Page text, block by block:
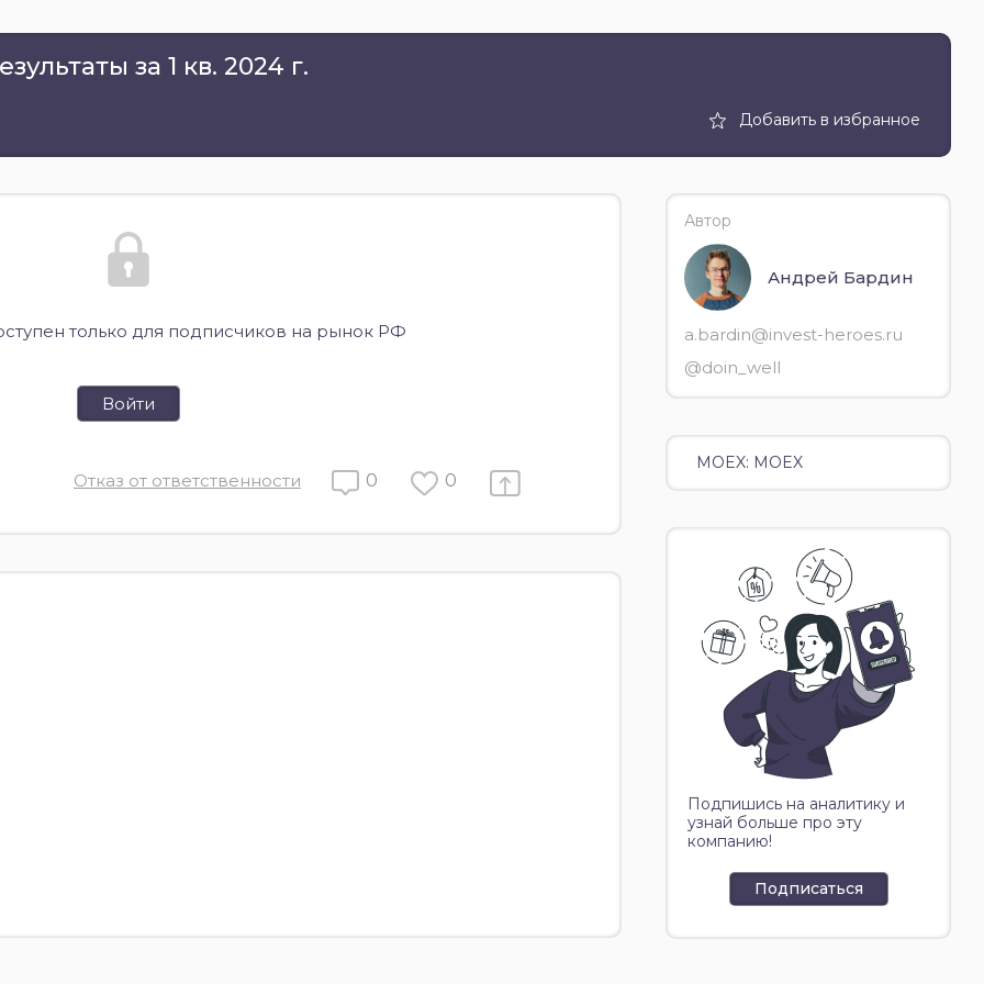
за 1 кв. 2024 г.
Добавить в избранное
только для подписчиков на рынок РФ
Войти
Отказ от ответственности 0 0
Автор
Андрей Бардин
a.bardin@invest-heroes.ru
@doin_well
MOEX: MOEX
Подпишись на аналитику и
узнай больше про эту
компанию!
Подписаться